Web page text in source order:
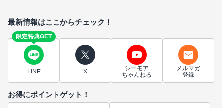
最新情報はここからチェック！
限定特典GET
LINE X
シーモア
ちゃんねる
メルマガ
登録
お得にポイントゲット！